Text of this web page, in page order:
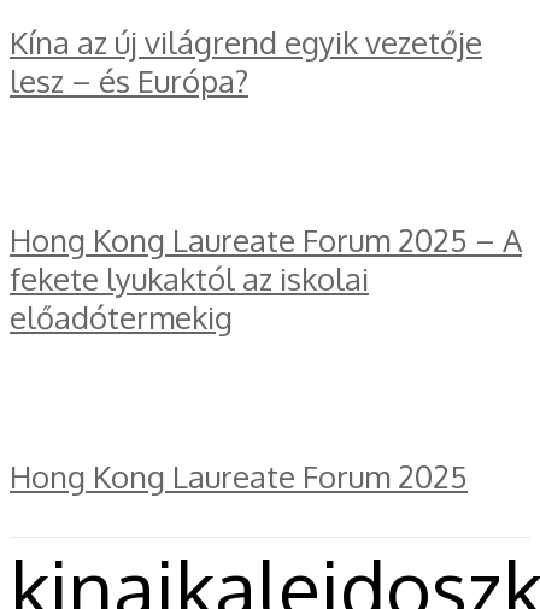
Kína az új világrend egyik vezetője
lesz – és Európa?
Hong Kong Laureate Forum 2025 – A
fekete lyukaktól az iskolai
előadótermekig
Hong Kong Laureate Forum 2025